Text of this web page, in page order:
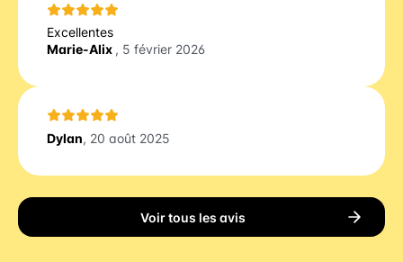
Excellentes
Marie-Alix , 5 février 2026
Dylan, 20 août 2025
Voir tous les avis